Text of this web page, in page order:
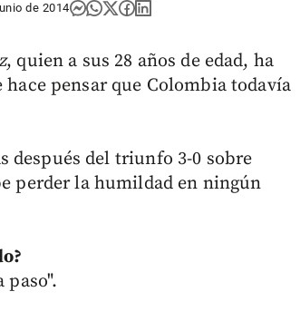
de 2014
, quien a sus 28 años de edad, ha
pensar que Colombia todavía
después del triunfo 3-0 sobre
perder la humildad en ningún
paso".